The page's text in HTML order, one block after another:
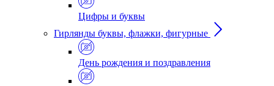
Цифры и буквы
Гирлянды буквы, флажки, фигурные
День рождения и поздравления